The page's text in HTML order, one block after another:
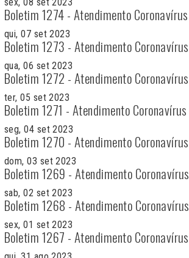
Boletim 1274 - Atendimento Coronavírus
qui, 07 set 2023
Boletim 1273 - Atendimento Coronavírus
qua, 06 set 2023
Boletim 1272 - Atendimento Coronavírus
ter, 05 set 2023
Boletim 1271 - Atendimento Coronavírus
seg, 04 set 2023
Boletim 1270 - Atendimento Coronavírus
dom, 03 set 2023
Boletim 1269 - Atendimento Coronavírus
sab, 02 set 2023
Boletim 1268 - Atendimento Coronavírus
sex, 01 set 2023
Boletim 1267 - Atendimento Coronavírus